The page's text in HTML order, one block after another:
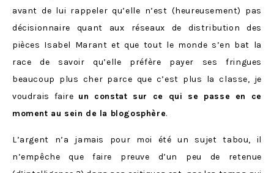
avant de lui rappeler qu’elle n’est (heureusement) pas
décisionnaire quant aux réseaux de distribution des
pièces Isabel Marant et que tout le monde s’en bat la
race de savoir qu’elle préfère payer ses fringues
beaucoup plus cher parce que c’est plus la classe, je
voudrais faire un constat sur ce qui se passe en ce
moment au sein de la blogosphère.
L’argent n’a jamais pour moi été un sujet tabou, il
n’empêche que faire preuve d’un peu de retenue